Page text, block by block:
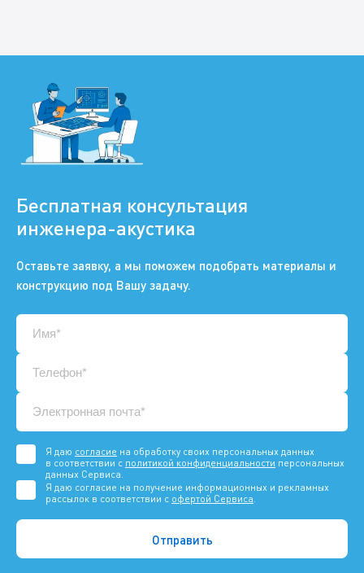
Бесплатная консультация
инженера-акустика
Оставьте заявку, а мы поможем подобрать материалы и
конструкцию под Вашу задачу.
Я даю согласие на обработку своих персональных данных
в соответствии с политикой конфиденциальности персональных
данных Сервиса.
Я даю согласие на получение информационных и рекламных
рассылок в соответствии с офертой Сервиса